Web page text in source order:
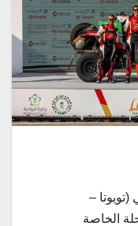
–
الخاصة